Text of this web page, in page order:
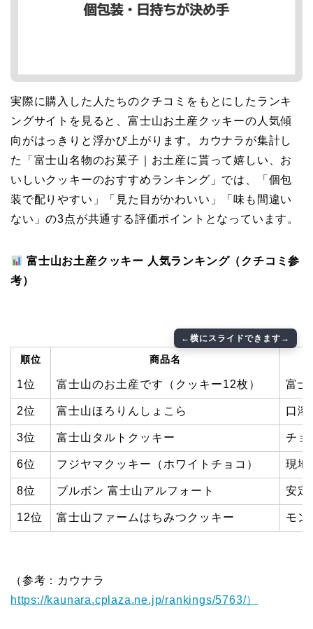
実際に購入した人たちのクチコミをもとにしたランキ
ングサイトを見ると、富士山お土産クッキーの人気傾
向がはっきりと浮かび上がります。カウナラが集計し
た「富士山名物のお菓子｜お土産に貰って嬉しい、お
いしいクッキーのおすすめランキング」では、「個包
装で配りやすい」「見た目がかわいい」「味も間違い
ない」の3点が共通する評価ポイントとなっています。
富士山お土産クッキー 人気ランキング（クチコミ参
考）
順位 商品名
1位 富士山のお土産です（クッキー12枚） 富士
2位 富士山ほろりんしょこら 口溶
3位 富士山タルトクッキー チョ
6位 フジヤマクッキー（ホワイトチョコ） 現地
8位 ブルボン 富士山アルフォート 安定
12位 富士山ファームはちみつクッキー モン
（参考：カウナラ
https://kaunara.cplaza.ne.jp/rankings/5763/）